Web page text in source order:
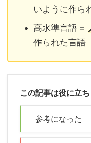
いように作ら
高水準言語 =
作られた言語
この記事は役に立
参考になった